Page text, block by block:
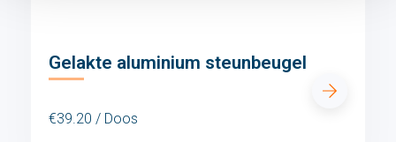
Gelakte aluminium steunbeugel
€39.20 / Doos